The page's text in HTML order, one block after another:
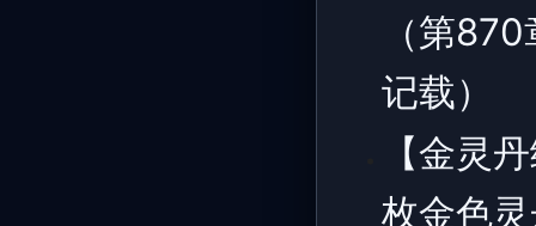
（第
记载）
【金灵
枚金色